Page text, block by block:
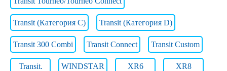
Transit (Категория C) Transit (Категория D)
Transit 300 Combi Transit Connect Transit Custom
Transit. WINDSTAR XR6 XR8